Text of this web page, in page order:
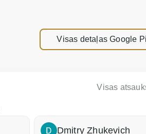
Visas detaļas Google
Visas
Dmitry Zhukevich